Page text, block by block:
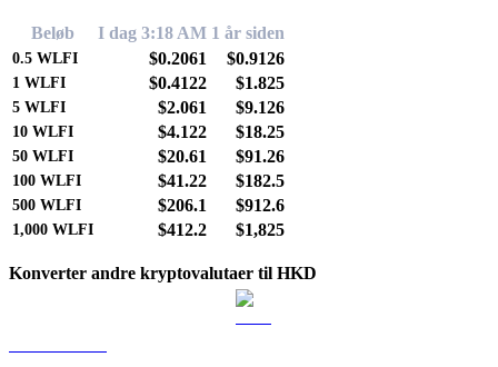
Beløb I dag 3:18 AM 1 år siden
0.5 WLFI $0.2061 $0.9126
1 WLFI $0.4122 $1.825
5 WLFI $2.061 $9.126
10 WLFI $4.122 $18.25
50 WLFI $20.61 $91.26
100 WLFI $41.22 $182.5
500 WLFI $206.1 $912.6
1,000 WLFI $412.2 $1,825
Konverter andre kryptovalutaer til HKD